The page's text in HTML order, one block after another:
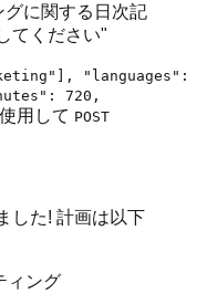
に関する日次記
てください"
"languages":
720,
用して POST
した! 計画は以下
ィング